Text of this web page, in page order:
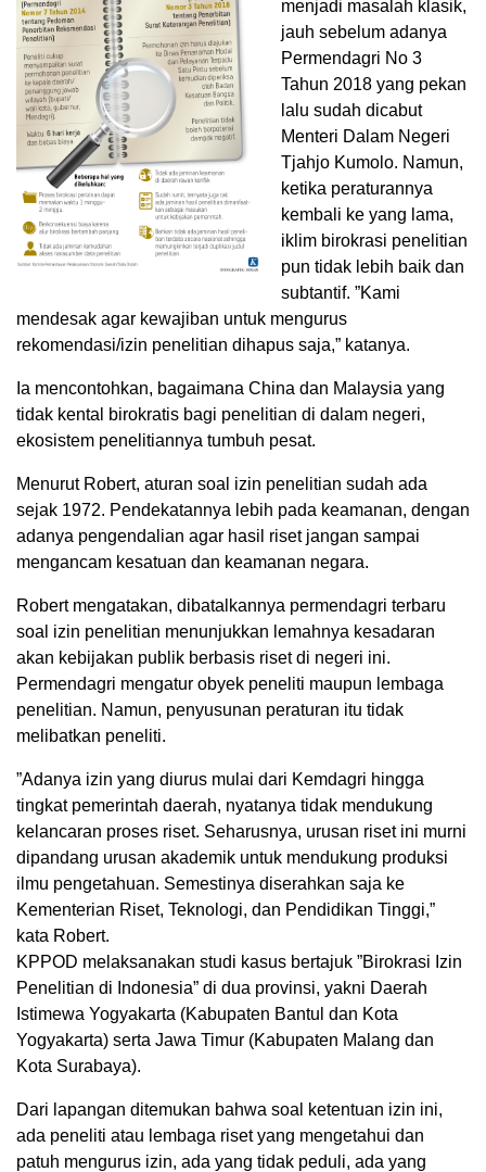
menjadi masalah klasik,
jauh sebelum adanya
Permendagri No 3
Tahun 2018 yang pekan
lalu sudah dicabut
Menteri Dalam Negeri
Tjahjo Kumolo. Namun,
ketika peraturannya
kembali ke yang lama,
iklim birokrasi penelitian
pun tidak lebih baik dan
subtantif. ”Kami
mendesak agar kewajiban untuk mengurus
rekomendasi/izin penelitian dihapus saja,” katanya.
Ia mencontohkan, bagaimana China dan Malaysia yang
tidak kental birokratis bagi penelitian di dalam negeri,
ekosistem penelitiannya tumbuh pesat.
Menurut Robert, aturan soal izin penelitian sudah ada
sejak 1972. Pendekatannya lebih pada keamanan, dengan
adanya pengendalian agar hasil riset jangan sampai
mengancam kesatuan dan keamanan negara.
Robert mengatakan, dibatalkannya permendagri terbaru
soal izin penelitian menunjukkan lemahnya kesadaran
akan kebijakan publik berbasis riset di negeri ini.
Permendagri mengatur obyek peneliti maupun lembaga
penelitian. Namun, penyusunan peraturan itu tidak
melibatkan peneliti.
”Adanya izin yang diurus mulai dari Kemdagri hingga
tingkat pemerintah daerah, nyatanya tidak mendukung
kelancaran proses riset. Seharusnya, urusan riset ini murni
dipandang urusan akademik untuk mendukung produksi
ilmu pengetahuan. Semestinya diserahkan saja ke
Kementerian Riset, Teknologi, dan Pendidikan Tinggi,”
kata Robert.
KPPOD melaksanakan studi kasus bertajuk ”Birokrasi Izin
Penelitian di Indonesia” di dua provinsi, yakni Daerah
Istimewa Yogyakarta (Kabupaten Bantul dan Kota
Yogyakarta) serta Jawa Timur (Kabupaten Malang dan
Kota Surabaya).
Dari lapangan ditemukan bahwa soal ketentuan izin ini,
ada peneliti atau lembaga riset yang mengetahui dan
patuh mengurus izin, ada yang tidak peduli, ada yang